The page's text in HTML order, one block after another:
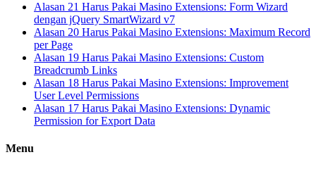
Alasan 21 Harus Pakai Masino Extensions: Form Wizard
dengan jQuery SmartWizard v7
Alasan 20 Harus Pakai Masino Extensions: Maximum Record
per Page
Alasan 19 Harus Pakai Masino Extensions: Custom
Breadcrumb Links
Alasan 18 Harus Pakai Masino Extensions: Improvement
User Level Permissions
Alasan 17 Harus Pakai Masino Extensions: Dynamic
Permission for Export Data
Menu